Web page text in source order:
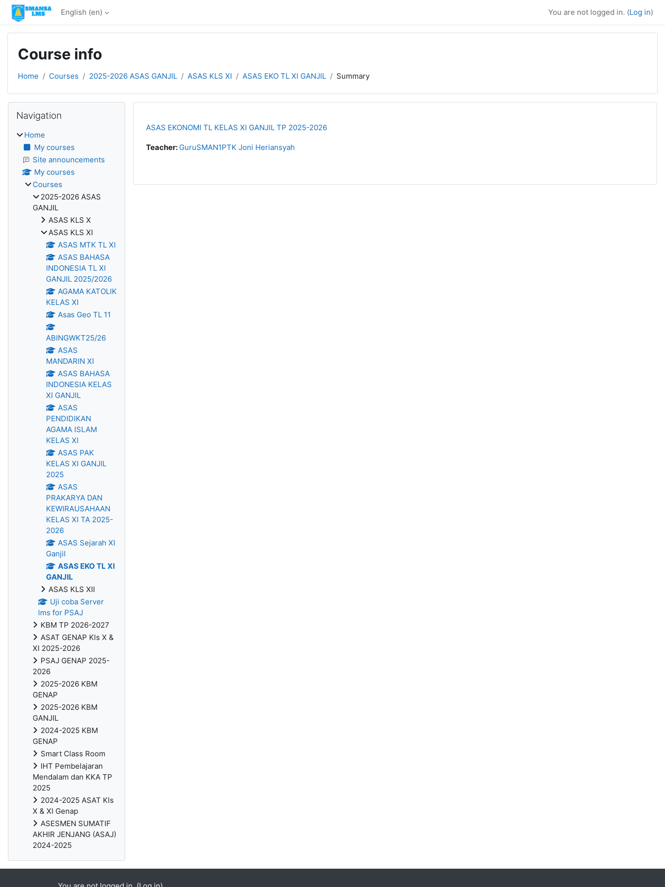
Skip to main content
English ‎(en)‎ You are not logged in. (Log in)
Course info
Home Courses 2025-2026 ASAS GANJIL ASAS KLS XI ASAS EKO TL XI GANJIL Summary
ASAS EKONOMI TL KELAS XI GANJIL TP 2025-2026
Teacher: GuruSMAN1PTK Joni Heriansyah
Blocks
Navigation
Home
My courses
Site announcements
My courses
Courses
2025-2026 ASAS
GANJIL
ASAS KLS X
ASAS KLS XI
ASAS MTK TL XI
ASAS BAHASA
INDONESIA TL XI
GANJIL 2025/2026
AGAMA KATOLIK
KELAS XI
Asas Geo TL 11
ABINGWKT25/26
ASAS
MANDARIN XI
ASAS BAHASA
INDONESIA KELAS
XI GANJIL
ASAS
PENDIDIKAN
AGAMA ISLAM
KELAS XI
ASAS PAK
KELAS XI GANJIL
2025
ASAS
PRAKARYA DAN
KEWIRAUSAHAAN
KELAS XI TA 2025-
2026
ASAS Sejarah XI
Ganjil
ASAS EKO TL XI
GANJIL
ASAS KLS XII
Uji coba Server
lms for PSAJ
KBM TP 2026-2027
ASAT GENAP Kls X &
XI 2025-2026
PSAJ GENAP 2025-
2026
2025-2026 KBM
GENAP
2025-2026 KBM
GANJIL
2024-2025 KBM
GENAP
Smart Class Room
IHT Pembelajaran
Mendalam dan KKA TP
2025
2024-2025 ASAT Kls
X & XI Genap
ASESMEN SUMATIF
AKHIR JENJANG (ASAJ)
2024-2025